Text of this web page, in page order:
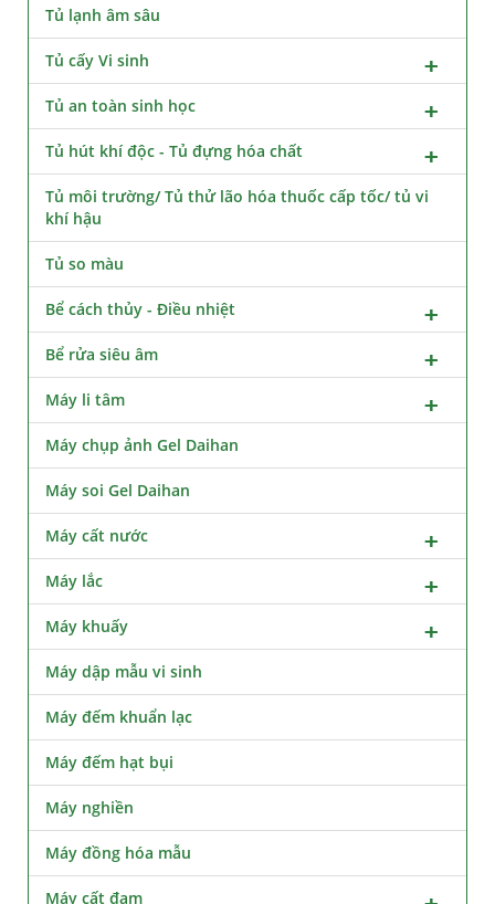
Tủ lạnh âm sâu
Tủ cấy Vi sinh
Tủ an toàn sinh học
Tủ hút khí độc - Tủ đựng hóa chất
Tủ môi trường/ Tủ thử lão hóa thuốc cấp tốc/ tủ vi
khí hậu
Tủ so màu
Bể cách thủy - Điều nhiệt
Bể rửa siêu âm
Máy li tâm
Máy chụp ảnh Gel Daihan
Máy soi Gel Daihan
Máy cất nước
Máy lắc
Máy khuấy
Máy dập mẫu vi sinh
Máy đếm khuẩn lạc
Máy đếm hạt bụi
Máy nghiền
Máy đồng hóa mẫu
Máy cất đạm